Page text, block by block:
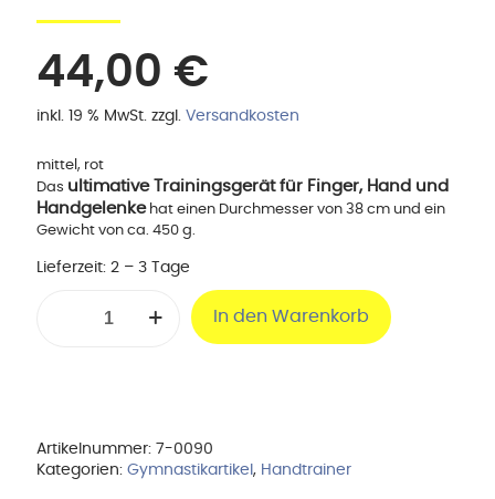
44,00 €
inkl. 19 % MwSt. zzgl. Versandkosten
mittel, rot
Das ultimative Trainingsgerät für Finger, Hand und
Handgelenkehat einen Durchmesser von 38 cm und ein
Gewicht von ca. 450 g.
Lieferzeit: 2 – 3 Tage
In den Warenkorb
Artikelnummer: 7-0090
Kategorien: Gymnastikartikel , Handtrainer